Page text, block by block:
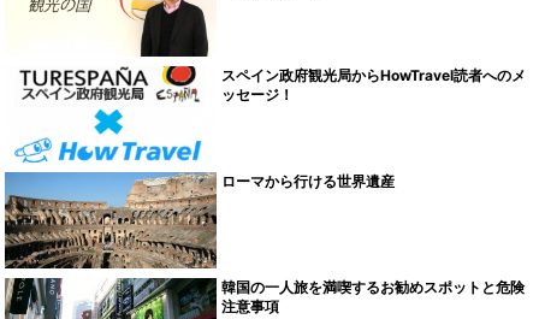
スペイン政府観光局からHowTravel読者へのメ
ッセージ！
ローマから行ける世界遺産
韓国の一人旅を満喫するお勧めスポットと危険
注意事項